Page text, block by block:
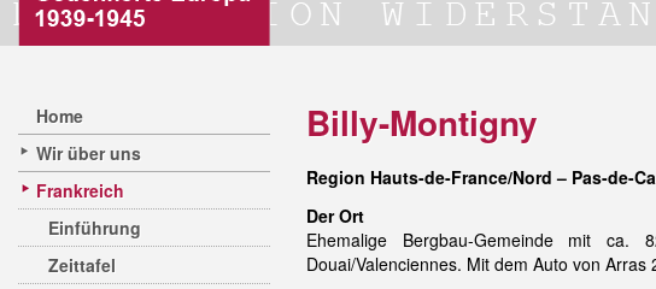
Home
Wir über uns
Frankreich
Einführung
Zeittafel
Billy-Montigny
Region Hauts-de-France/Nord – Pas-de-
Der Ort
Ehemalige Bergbau-Gemeinde mit ca.
Douai/Valenciennes. Mit dem Auto von